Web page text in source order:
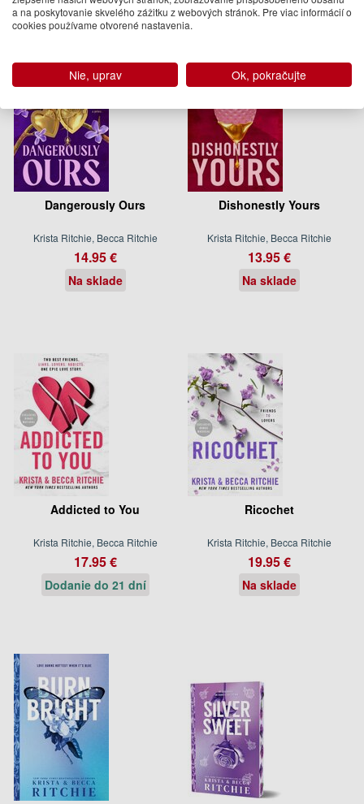
Dangerously Ours
Krista Ritchie, Becca Ritchie
14.95 €
Na sklade
Dishonestly Yours
Krista Ritchie, Becca Ritchie
13.95 €
Na sklade
Addicted to You
Krista Ritchie, Becca Ritchie
17.95 €
Dodanie do 21 dní
Ricochet
Krista Ritchie, Becca Ritchie
19.95 €
Na sklade
a na poskytovanie skvelého zážitku z webových stránok. Pre viac informácií o
cookies používame otvorené nastavenia.
Nie, uprav Ok, pokračujte